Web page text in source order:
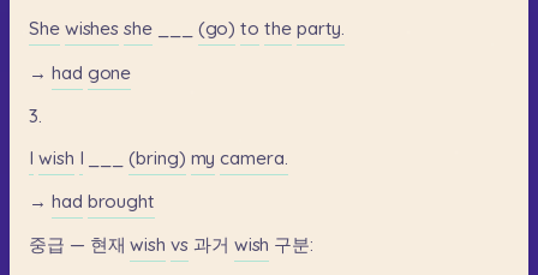
She wishes she (go) to the party.
→ had gone
3.
I wish I (bring) my camera.
→ had brought
중급 — 현재 wish vs 과거 wish 구분: